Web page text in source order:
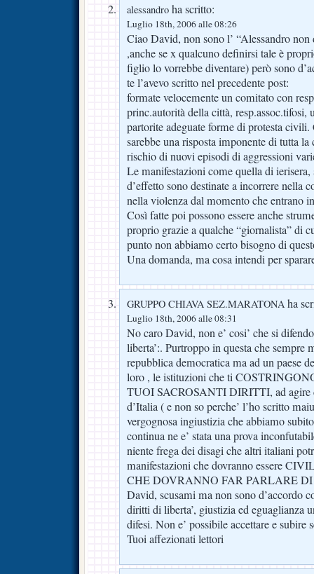
alessandro ha scritto:
Luglio 18th, 2006 alle 08:26
Ciao David, non sono l’ “Alessandro
,anche se x qualcuno definirsi tale è
figlio lo vorrebbe diventare) però sono
te l’avevo scritto nel precedente post:
formate velocemente un comitato con
princ.autorità della città, resp.assoc.tifosi,
partorite adeguate forme di protesta
sarebbe una risposta imponente di tutta
rischio di nuovi episodi di aggressioni
Le manifestazioni come quella di ierisera,
d’effetto sono destinate a incorrere nella
nella violenza dal momento che entrano
Così fatte poi possono essere anche
proprio grazie a qualche “giornalista” di
punto non abbiamo certo bisogno di
Una domanda, ma cosa intendi per
GRUPPO CHIAVA SEZ.MARATONA ha
Luglio 18th, 2006 alle 08:31
No caro David, non e’ cosi’ che si
liberta’:. Purtroppo in questa che sempre
repubblica democratica ma ad un paese
loro , le istituzioni che ti
TUOI SACROSANTI DIRITTI, ad agire
d’Italia ( e non so perche’ l’ho scritto
vergognosa ingiustizia che abbiamo
continua ne e’ stata una prova
niente frega dei disagi che altri italiani
manifestazioni che dovranno essere
CHE DOVRANNO FAR PARLARE DI
David, scusami ma non sono d’accordo
diritti di liberta’, giustizia ed eguaglianza
difesi. Non e’ possibile accettare e subire
Tuoi affezionati lettori